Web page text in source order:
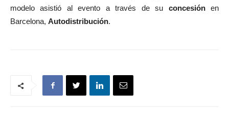
modelo asistió al evento a través de su concesiónen
Barcelona, Autodistribución.